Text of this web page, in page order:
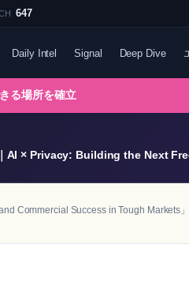
647
Daily Intel Signal Deep Dive
る場所を確立
× Privacy: Building the Next
Commercial Success in Tough Markets